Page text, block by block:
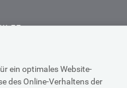
ein optimales Website-
des Online-Verhaltens der
Info & Sicherheit
zur Suche